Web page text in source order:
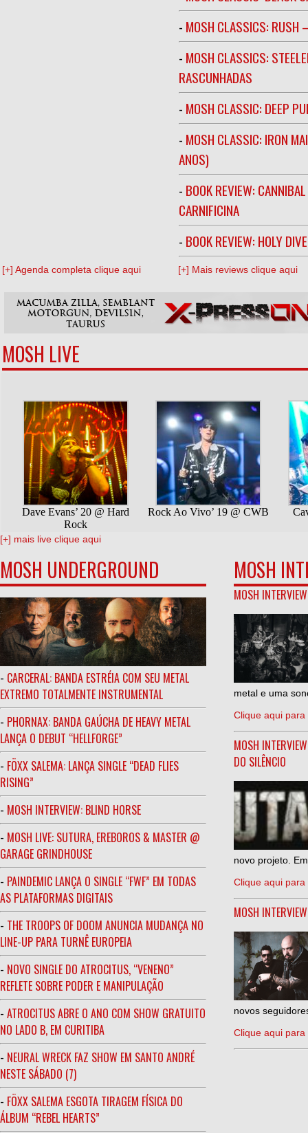
- MOSH CLASSICS: RUSH
- MOSH CLASSICS:
RASCUNHADAS
- MOSH CLASSIC: DEEP
- MOSH CLASSIC: IRON
ANOS)
- BOOK REVIEW:
CARNIFICINA
- BOOK REVIEW: HOLY
[+] Agenda completa clique aqui [+] Mais reviews clique aqui
MOSH LIVE
[+] mais live clique aqui
MOSH UNDERGROUND
- CARCERAL: BANDA ESTRÉIA COM SEU METAL
EXTREMO TOTALMENTE INSTRUMENTAL
- PHORNAX: BANDA GAÚCHA DE HEAVY METAL
LANÇA O DEBUT “HELLFORGE”
- FÖXX SALEMA: LANÇA SINGLE “DEAD FLIES
RISING”
- MOSH INTERVIEW: BLIND HORSE
- MOSH LIVE: SUTURA, EREBOROS & MASTER @
GARAGE GRINDHOUSE
- PAINDEMIC LANÇA O SINGLE “FWF” EM TODAS
AS PLATAFORMAS DIGITAIS
- THE TROOPS OF DOOM ANUNCIA MUDANÇA NO
LINE-UP PARA TURNÊ EUROPEIA
- NOVO SINGLE DO ATROCITUS, “VENENO”
REFLETE SOBRE PODER E MANIPULAÇÃO
- ATROCITUS ABRE O ANO COM SHOW GRATUITO
NO LADO B, EM CURITIBA
- NEURAL WRECK FAZ SHOW EM SANTO ANDRÉ
NESTE SÁBADO (7)
- FÖXX SALEMA ESGOTA TIRAGEM FÍSICA DO
ÁLBUM “REBEL HEARTS”
MOSH
MOSH
metal e uma
Clique aqui para
MOSH
DO SILÊNCIO
novo projeto.
Clique aqui para
MOSH
novos
Clique aqui para